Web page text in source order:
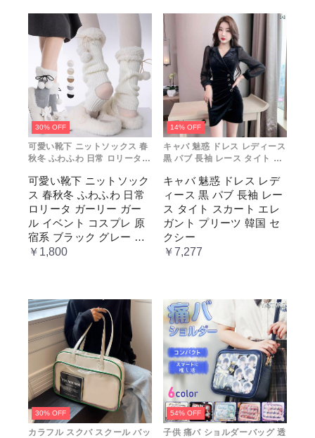
30% OFF
可愛い靴下 ニットソックス 春
秋冬 ふわふわ 日常 ロリータ
プレ 原宿系 ブラック グレー
ベージュ cm067t2t2x1 ホワ
イト
可愛い靴下 ニットソック
ス 春秋冬 ふわふわ 日常
ロリータ ガーリー ガー
ル イベント コスプレ 原
宿系 ブラック グレー ベ
ージュ cm067t2t2x1 ホワ
￥1,800
14% OFF
キャバ 魅惑 ドレス レディース
黒 パブ 長袖 レース タイト ス
国 セクシー
キャバ 魅惑 ドレス レデ
ィース 黒 パブ 長袖 レー
ス タイト スカート エレ
ガント プリーツ 韓国 セ
クシー
￥7,277
30% OFF
カラフル スクバ スクール バッ
54% OFF
子供 痛バ ショルダーバッグ 透